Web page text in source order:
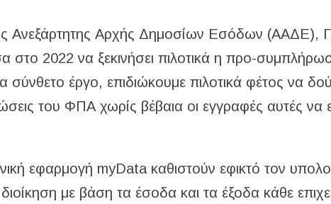
Ανεξάρτητης Αρχής Δημοσίων Εσόδων (ΑΑΔΕ),
στο 2022 να ξεκινήσει πιλοτικά η προ-
σύνθετο έργο, επιδιώκουμε πιλοτικά φέτος να
του ΦΠΑ χωρίς βέβαια οι εγγραφές αυτές να
εφαρμογή myData καθιστoύν εφικτό τον
με βάση τα έσοδα και τα έξοδα κάθε